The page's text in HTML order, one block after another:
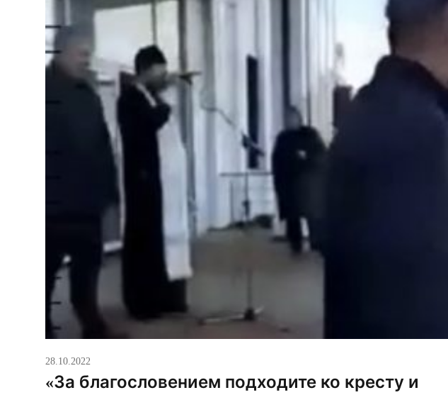
28.10.2022
«За благословением подходите ко кресту и